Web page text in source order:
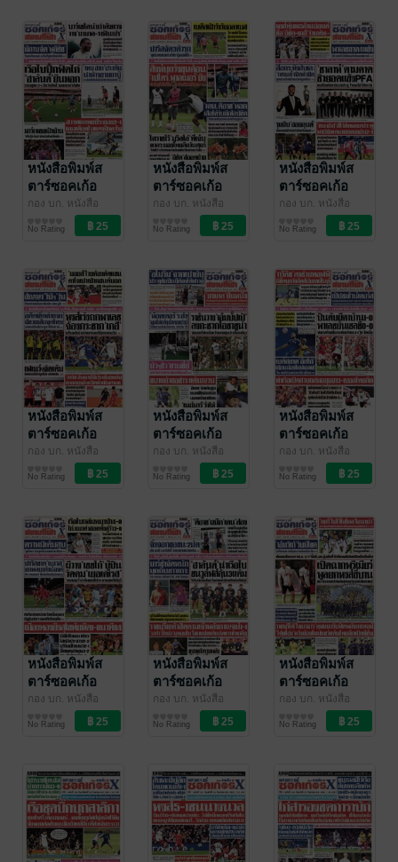
พ.ศ.2568
หนังสือพิมพ์ส
ตาร์ซอคเก้อ
ร์Xกีฬาสยาม
รายวัน วัน
อาทิตย์ที่ 24
พ.ศ.2568
กอง บก. หนังสือ
พิมพ์สตาร์ซอคเก้อ
ร์Xรายวัน
/ อาลาดิน
สตาร์ซอคเก้อร์Xราย
วัน
No Rating
หนังสือพิมพ์ส
ตาร์ซอคเก้อ
ร์Xกีฬาสยาม
รายวัน วันเสาร์
ที่ 23 สิงหาคม
กอง บก. หนังสือ
พิมพ์สตาร์ซอคเก้อ
ร์Xรายวัน
/ อาลาดิน
สตาร์ซอคเก้อร์Xราย
วัน
No Rating
หนังสือพิมพ์ส
ตาร์ซอคเก้อ
ร์Xกีฬาสยาม
รายวัน วันศุกร์ที่
22 สิงหาคม
กอง บก. หนังสือ
พิมพ์สตาร์ซอคเก้อ
ร์Xรายวัน
/ อาลาดิน
สตาร์ซอคเก้อร์Xราย
วัน
No Rating
หนังสือพิมพ์ส
ตาร์ซอคเก้อ
ร์Xกีฬาสยาม
รายวัน วัน
พฤหัสบดีที่ 21
พ.ศ.2568
กอง บก. หนังสือ
พิมพ์สตาร์ซอคเก้อ
ร์Xรายวัน
/ อาลาดิน
สตาร์ซอคเก้อร์Xราย
วัน
No Rating
หนังสือพิมพ์ส
ตาร์ซอคเก้อ
ร์Xกีฬาสยาม
รายวัน วันพุธที่
20 สิงหาคม
กอง บก. หนังสือ
พิมพ์สตาร์ซอคเก้อ
ร์Xรายวัน
/ อาลาดิน
สตาร์ซอคเก้อร์Xราย
วัน
No Rating
หนังสือพิมพ์ส
ตาร์ซอคเก้อ
ร์Xกีฬาสยาม
รายวัน วัน
อังคารที่ 19
พ.ศ.2568
กอง บก. หนังสือ
พิมพ์สตาร์ซอคเก้อ
ร์Xรายวัน
/ อาลาดิน
สตาร์ซอคเก้อร์Xราย
วัน
No Rating
หนังสือพิมพ์ส
ตาร์ซอคเก้อ
ร์Xกีฬาสยาม
รายวัน วันจันทร์
ที่ 18 สิงหาคม
กอง บก. หนังสือ
พิมพ์สตาร์ซอคเก้อ
ร์Xรายวัน
/ อาลาดิน
สตาร์ซอคเก้อร์Xราย
วัน
No Rating
หนังสือพิมพ์ส
ตาร์ซอคเก้อ
ร์Xกีฬาสยาม
รายวัน วัน
อาทิตย์ที่ 17
พ.ศ.2568
กอง บก. หนังสือ
พิมพ์สตาร์ซอคเก้อ
ร์Xรายวัน
/ อาลาดิน
สตาร์ซอคเก้อร์Xราย
วัน
No Rating
หนังสือพิมพ์ส
ตาร์ซอคเก้อ
ร์Xกีฬาสยาม
รายวัน วันเสาร์
ที่ 16 สิงหาคม
กอง บก. หนังสือ
พิมพ์สตาร์ซอคเก้อ
ร์Xรายวัน
/ อาลาดิน
สตาร์ซอคเก้อร์Xราย
วัน
No Rating